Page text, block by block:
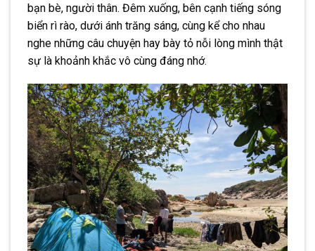
bạn bè, người thân. Đêm xuống, bên cạnh tiếng sóng
biển rì rào, dưới ánh trăng sáng, cùng kể cho nhau
nghe những câu chuyện hay bày tỏ nỗi lòng mình thật
sự là khoảnh khắc vô cùng đáng nhớ.